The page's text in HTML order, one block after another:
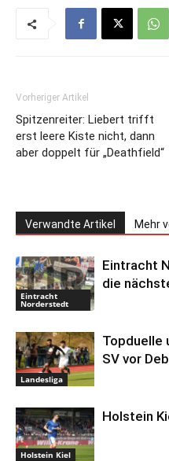
Vorheriger Artikel
Spitzenreiter: Liebert trifft
erst leere Kiste nicht, dann
aber doppelt für „Deathfield“
Verwandte Artikel Mehr
Eintracht
Norderstedt
Eintracht
die
Landesliga
Topduelle
SV vor
Holstein Kiel
Holstein